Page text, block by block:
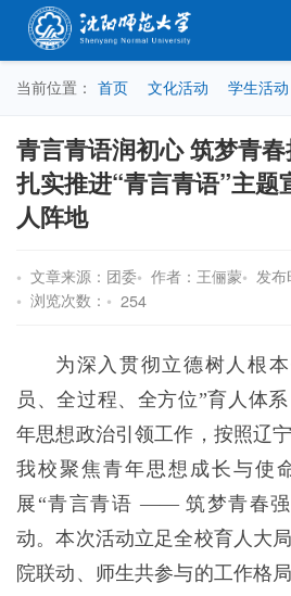
当前位置： 首页 文化活动 学生活动
青言青语润初心 筑梦青
扎实推进“青言青语”主题
人阵地
文章来源：团委 作者：王俪蒙
发
浏览次数：
254
为深入贯彻立德树人根
员、全过程、全方位”育人体
年思想政治引领工作，按照辽
我校聚焦青年思想成长与使
展“青言青语 —— 筑梦青春
动。本次活动立足全校育人大
院联动、师生共参与的工作格